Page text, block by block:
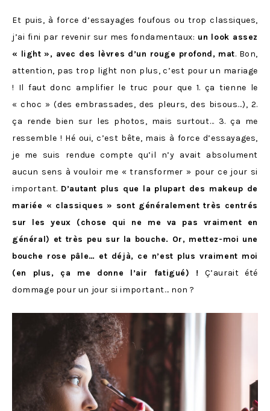
Et puis, à force d’essayages foufous ou trop classiques,
j’ai fini par revenir sur mes fondamentaux: un look assez
« light », avec des lèvres d’un rouge profond, mat. Bon,
attention, pas trop light non plus, c’est pour un mariage
! Il faut donc amplifier le truc pour que 1. ça tienne le
« choc » (des embrassades, des pleurs, des bisous…), 2.
ça rende bien sur les photos, mais surtout… 3. ça me
ressemble ! Hé oui, c’est bête, mais à force d’essayages,
je me suis rendue compte qu’il n’y avait absolument
aucun sens à vouloir me « transformer » pour ce jour si
important. D’autant plus que la plupart des makeup de
mariée « classiques » sont généralement très centrés
sur les yeux (chose qui ne me va pas vraiment en
général) et très peu sur la bouche. Or, mettez-moi une
bouche rose pâle… et déjà, ce n’est plus vraiment moi
(en plus, ça me donne l’air fatigué) !
Ç’aurait été
dommage pour un jour si important… non ?